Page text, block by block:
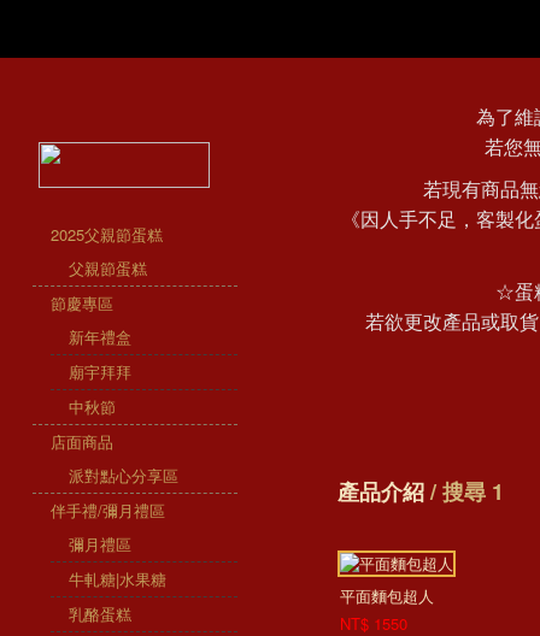
2025父親節蛋糕
父親節蛋糕
節慶專區
新年禮盒
廟宇拜拜
中秋節
店面商品
派對點心分享區
伴手禮/彌月禮區
彌月禮區
牛軋糖|水果糖
乳酪蛋糕
為了維
若您
若現有商品
《因人手不足，客製
☆蛋
若欲更改產品或取
產品介紹/ 搜尋 1
平面麵包超人
NT$ 1550